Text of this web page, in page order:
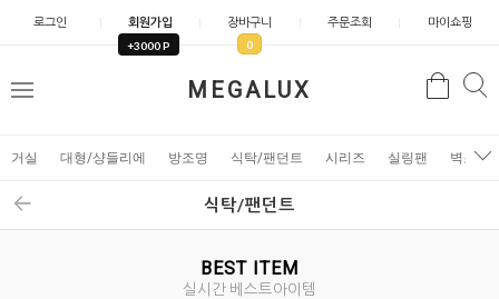
로그인 회원가입
+3000 P
장바구니
0
주문조회 마이쇼핑
MEGALUX
메
검
거실 대형/샹들리에 방조명 식탁/팬던트 시리즈 실링팬 벽조명
식탁/팬던트
BEST ITEM
실시간 베스트아이템